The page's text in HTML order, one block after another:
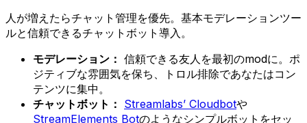
人が増えたらチャット管理を優先。基本モデレーションツー
ルと信頼できるチャットボット導入。
モデレーション： 信頼できる友人を最初のmodに。ポ
ジティブな雰囲気を保ち、トロル排除であなたはコン
テンツに集中。
チャットボット： Streamlabs’ Cloudbotや
StreamElements Botのようなシンプルボットをセッ